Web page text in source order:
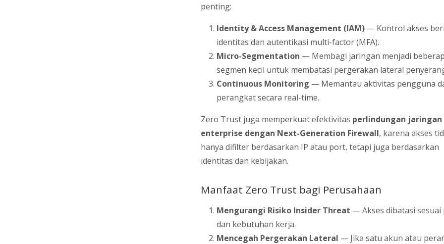
penting:
Identity & Access Management (IAM) — Kontrol akses
identitas dan autentikasi multi-factor (MFA).
Micro-Segmentation — Membagi jaringan menjadi
segmen kecil untuk membatasi pergerakan lateral
Continuous Monitoring — Memantau aktivitas pengguna
perangkat secara real-time.
Zero Trust juga memperkuat efektivitas perlindungan jaringan
enterprise dengan Next-Generation Firewall, karena akses
hanya difilter berdasarkan IP atau port, tetapi juga berdasarkan
identitas dan kebijakan.
Manfaat Zero Trust bagi Perusahaan
Mengurangi Risiko Insider Threat — Akses dibatasi sesuai
dan kebutuhan kerja.
Mencegah Pergerakan Lateral — Jika satu akun atau